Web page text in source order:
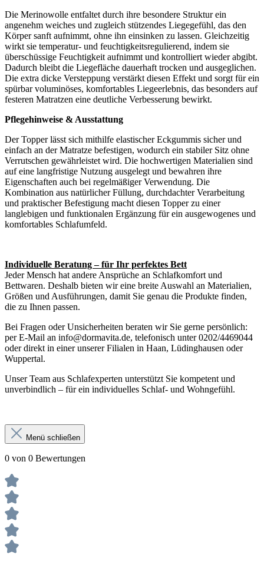
Die Merinowolle entfaltet durch ihre besondere Struktur ein
angenehm weiches und zugleich stützendes Liegegefühl, das den
Körper sanft aufnimmt, ohne ihn einsinken zu lassen. Gleichzeitig
wirkt sie temperatur- und feuchtigkeitsregulierend, indem sie
überschüssige Feuchtigkeit aufnimmt und kontrolliert wieder abgibt.
Dadurch bleibt die Liegefläche dauerhaft trocken und ausgeglichen.
Die extra dicke Versteppung verstärkt diesen Effekt und sorgt für ein
spürbar voluminöses, komfortables Liegeerlebnis, das besonders auf
festeren Matratzen eine deutliche Verbesserung bewirkt.
Pflegehinweise & Ausstattung
Der Topper lässt sich mithilfe elastischer Eckgummis sicher und
einfach an der Matratze befestigen, wodurch ein stabiler Sitz ohne
Verrutschen gewährleistet wird. Die hochwertigen Materialien sind
auf eine langfristige Nutzung ausgelegt und bewahren ihre
Eigenschaften auch bei regelmäßiger Verwendung. Die
Kombination aus natürlicher Füllung, durchdachter Verarbeitung
und praktischer Befestigung macht diesen Topper zu einer
langlebigen und funktionalen Ergänzung für ein ausgewogenes und
komfortables Schlafumfeld.
Individuelle Beratung – für Ihr perfektes Bett
Jeder Mensch hat andere Ansprüche an Schlafkomfort und
Bettwaren. Deshalb bieten wir eine breite Auswahl an Materialien,
Größen und Ausführungen, damit Sie genau die Produkte finden,
die zu Ihnen passen.
Bei Fragen oder Unsicherheiten beraten wir Sie gerne persönlich:
per E-Mail an info@dormavita.de, telefonisch unter 0202/4469044
oder direkt in einer unserer Filialen in Haan, Lüdinghausen oder
Wuppertal.
Unser Team aus Schlafexperten unterstützt Sie kompetent und
unverbindlich – für ein individuelles Schlaf- und Wohngefühl.
Menü schließen
0 von 0 Bewertungen